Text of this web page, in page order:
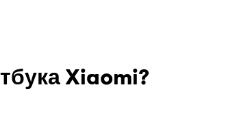
Xiaomi?